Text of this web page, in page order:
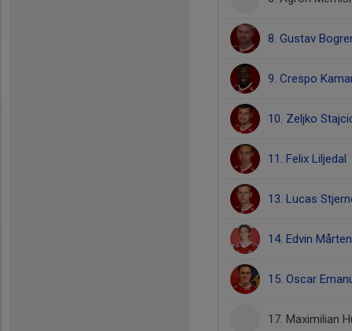
8. Gustav
9. Crespo
10. Zeljko
11. Felix Liljedal
13. Lucas
14. Edvin
15. Oscar
17. Maximilian